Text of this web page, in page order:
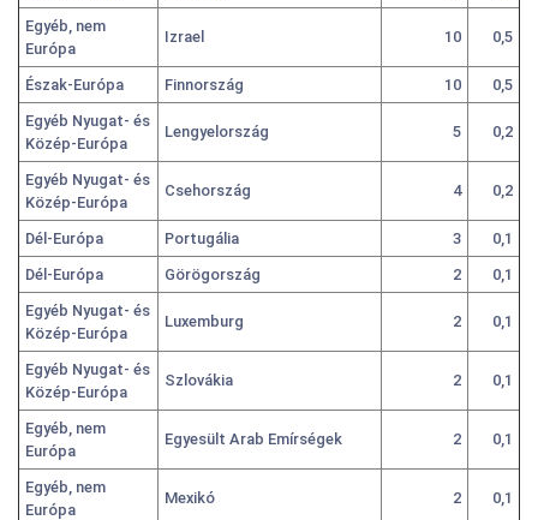
Egyéb, nem
Európa
Izrael 10 0,5
Észak-Európa Finnország 10
0,5
Egyéb Nyugat- és
Közép-Európa
Lengyelország 5 0,2
Egyéb Nyugat- és
Közép-Európa
Csehország 4 0,2
Dél-Európa Portugália 3
0,1
Dél-Európa
Görögország 2
0,1
Egyéb Nyugat- és
Közép-Európa
Luxemburg 2 0,1
Egyéb Nyugat- és
Közép-Európa
Szlovákia 2 0,1
Egyéb, nem
Európa
Egyesült Arab Emírségek 2 0,1
Egyéb, nem
Európa
Mexikó 2 0,1